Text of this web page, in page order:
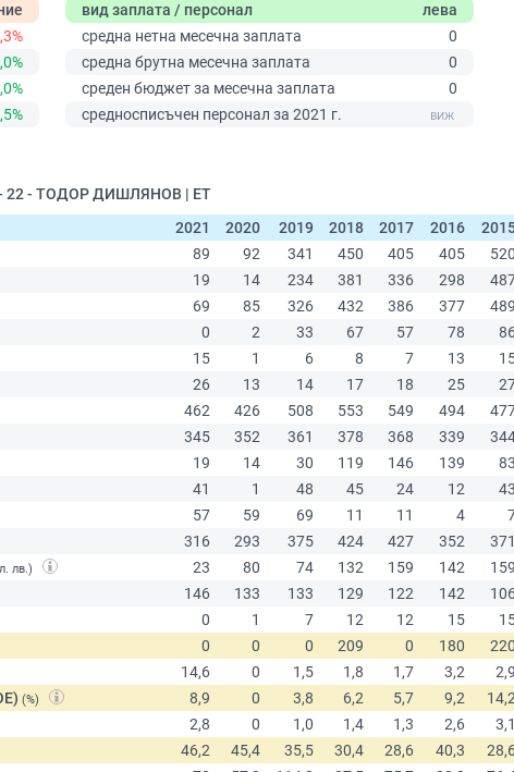
вид заплата / персонал
лева
средна нетна месечна заплата
0
средна брутна месечна заплата
0
среден бюджет за месечна заплата
0
средносписъчен персонал за 2021 г.
- 22 - ТОДОР ДИШЛЯНОВ | ЕТ
2021
2020 2019 2018 2017 2016
лв.)
(%)